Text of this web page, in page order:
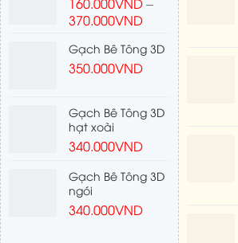
370.000VND
Gạch Bê Tông 3D
350.000VND
Gạch Bê Tông 3D
hạt xoài
340.000VND
Gạch Bê Tông 3D
ngói
340.000VND